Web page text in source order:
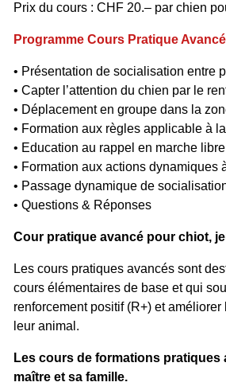
Prix du cours : CHF 20.– par chien
Programme Cours Pratique
• Présentation de socialisation entre
• Capter l’attention du chien par le
• Déplacement en groupe dans la
• Formation aux règles applicable à
• Education au rappel en marche libre
• Formation aux actions dynamiques
• Passage dynamique de
• Questions & Réponses
Cour pratique avancé pour chiot,
Les cours pratiques avancés sont
cours élémentaires de base et qui
renforcement positif (R+) et
leur animal.
Les cours de formations
maître et sa famille.